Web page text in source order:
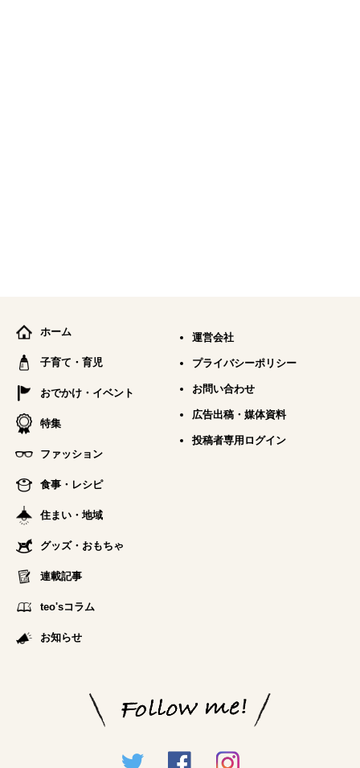
ホーム
子育て・育児
おでかけ・イベント
特集
ファッション
食事・レシピ
住まい・地域
グッズ・おもちゃ
連載記事
teo'sコラム
お知らせ
運営会社
プライバシーポリシー
お問い合わせ
広告出稿・媒体資料
投稿者専用ログイン